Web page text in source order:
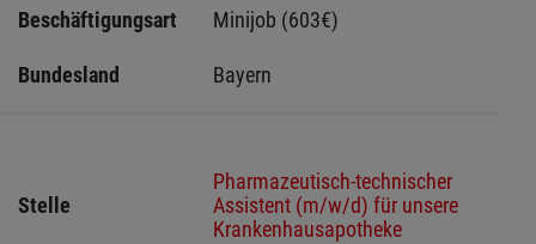
Beschäftigungsart Minijob (603€)
Bundesland Bayern
Stelle
Pharmazeutisch-technischer
Assistent (m/w/d) für unsere
Krankenhausapotheke